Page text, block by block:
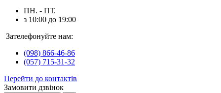
ПН. - ПТ.
з 10:00 до 19:00
Зателефонуйте нам:
(098) 866-46-86
(057) 715-31-32
Перейти до контактів
Замовити дзвінок